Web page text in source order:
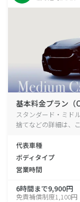
基本料金プラン（
スタンダード・ミド
捨てなどの詳細は、
代表車種
ボディタイプ
営業時間
6時間まで9,900円
免責補償制度1,100円